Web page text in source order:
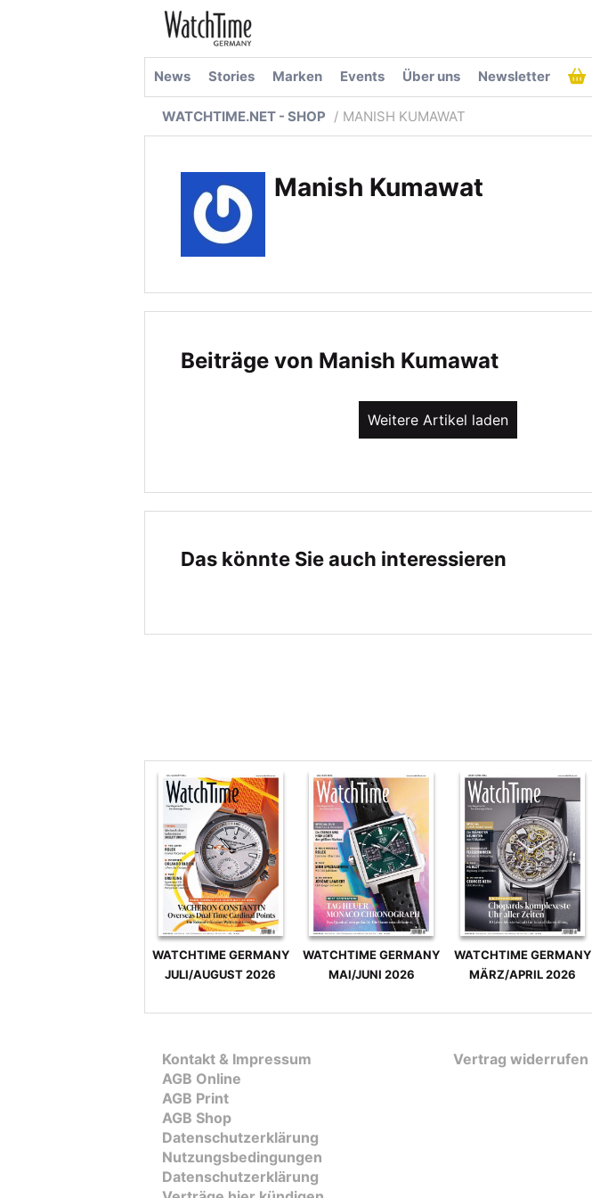
News Stories Marken Events Über uns Newsletter
WATCHTIME.NET - SHOP MANISH KUMAWAT
Manish Kumawat
Beiträge von Manish Kumawat
Weitere Artikel laden
Das könnte Sie auch interessieren
WATCHTIME GERMANY
JULI/AUGUST 2026
WATCHTIME GERMANY
MAI/JUNI 2026
WATCHTIME GERMANY
MÄRZ/APRIL 2026
Kontakt & Impressum
AGB Online
AGB Print
AGB Shop
Datenschutzerklärung
Nutzungsbedingungen
Datenschutzerklärung
Vertrag widerrufen